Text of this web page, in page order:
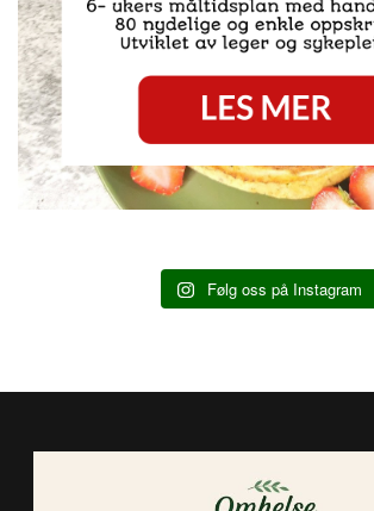
Følg oss på Instagram